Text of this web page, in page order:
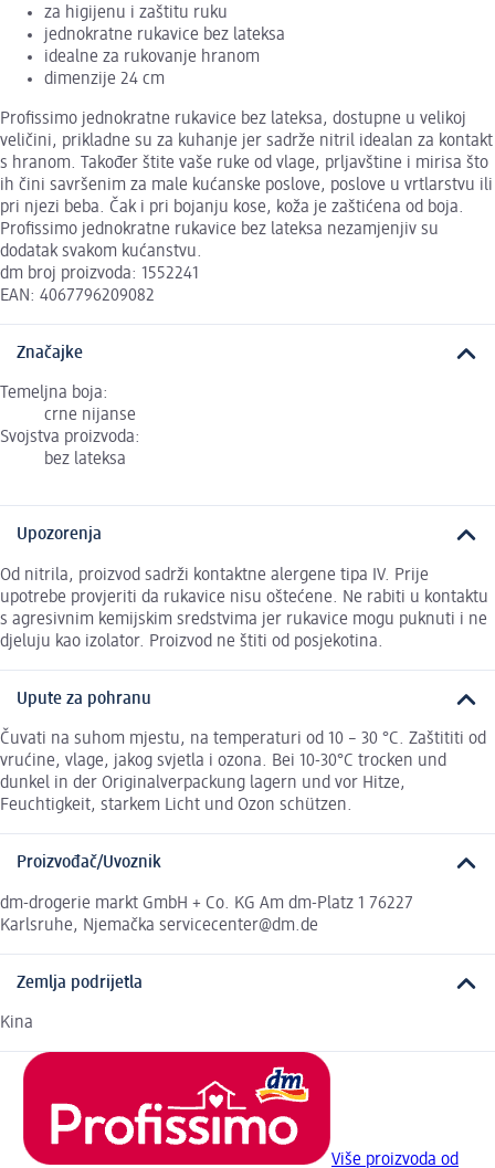
za higijenu i zaštitu ruku
jednokratne rukavice bez lateksa
idealne za rukovanje hranom
dimenzije 24 cm
Profissimo jednokratne rukavice bez lateksa, dostupne u velikoj
veličini, prikladne su za kuhanje jer sadrže nitril idealan za kontakt
s hranom. Također štite vaše ruke od vlage, prljavštine i mirisa što
ih čini savršenim za male kućanske poslove, poslove u vrtlarstvu ili
pri njezi beba. Čak i pri bojanju kose, koža je zaštićena od boja.
Profissimo jednokratne rukavice bez lateksa nezamjenjiv su
dodatak svakom kućanstvu.
dm broj proizvoda: 1552241
EAN: 4067796209082
Značajke
Temeljna boja:
crne nijanse
Svojstva proizvoda:
bez lateksa
Upozorenja
Od nitrila, proizvod sadrži kontaktne alergene tipa IV. Prije
upotrebe provjeriti da rukavice nisu oštećene. Ne rabiti u kontaktu
s agresivnim kemijskim sredstvima jer rukavice mogu puknuti i ne
djeluju kao izolator. Proizvod ne štiti od posjekotina.
Upute za pohranu
Čuvati na suhom mjestu, na temperaturi od 10 – 30 °C. Zaštititi od
vrućine, vlage, jakog svjetla i ozona. Bei 10-30°C trocken und
dunkel in der Originalverpackung lagern und vor Hitze,
Feuchtigkeit, starkem Licht und Ozon schützen.
Proizvođač/Uvoznik
dm-drogerie markt GmbH + Co. KG Am dm-Platz 1 76227
Karlsruhe, Njemačka servicecenter@dm.de
Zemlja podrijetla
Kina
Više proizvoda od